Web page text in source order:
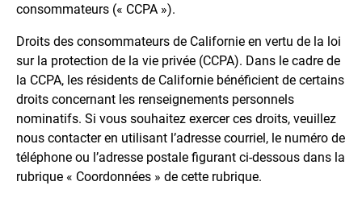
consommateurs (« CCPA »).
Droits des consommateurs de Californie en vertu de la loi
sur la protection de la vie privée (CCPA). Dans le cadre de
la CCPA, les résidents de Californie bénéficient de certains
droits concernant les renseignements personnels
nominatifs. Si vous souhaitez exercer ces droits, veuillez
nous contacter en utilisant l’adresse courriel, le numéro de
téléphone ou l’adresse postale figurant ci-dessous dans la
rubrique « Coordonnées » de cette rubrique.